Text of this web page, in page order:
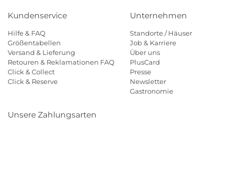
Kundenservice
Hilfe & FAQ
Größentabellen
Versand & Lieferung
Retouren & Reklamationen FAQ
Click & Collect
Click & Reserve
Unternehmen
Standorte / Häuser
Job & Karriere
Über uns
PlusCard
Presse
Newsletter
Gastronomie
Unsere Zahlungsarten